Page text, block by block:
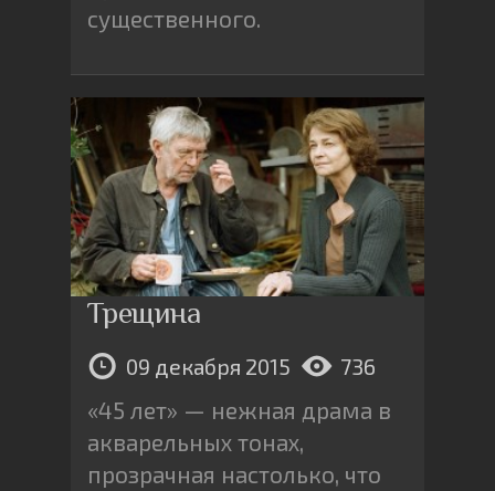
существенного.
Трещина
09 декабря 2015 736
«45 лет» — нежная драма в
акварельных тонах,
прозрачная настолько, что